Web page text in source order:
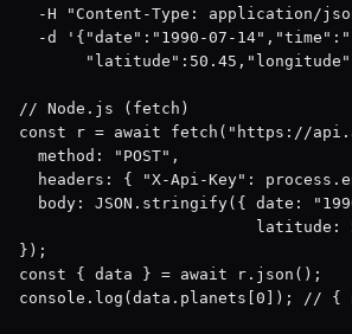
-H "Content-Type: application/
-d '{"date":"1990-07-
// Node.js (fetch)
const r = await fetch("https://
  method: "POST",
headers: { "X-Api-Key":
body: JSON.stringify({ date:
latitude:
});
const { data } = await r.json();
console.log(data.planets[0]); // {